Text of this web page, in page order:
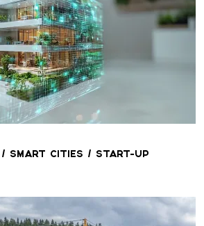
/ SMART CITIES / START-UP